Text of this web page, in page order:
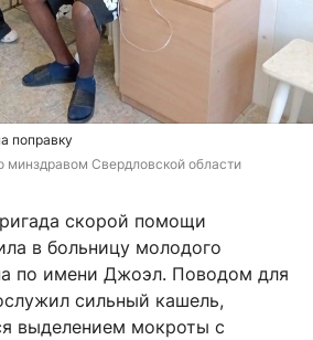
поправку
минздравом Свердловской области
скорой помощи
в больницу молодого
по имени Джоэл. Поводом для
сильный кашель,
выделением мокроты с